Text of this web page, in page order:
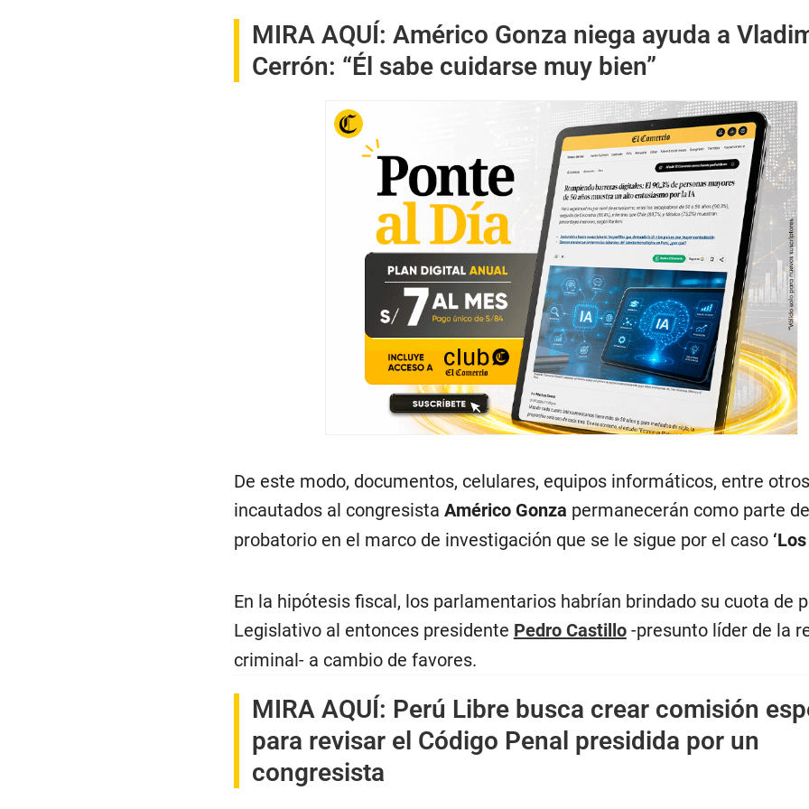
MIRA AQUÍ: Américo Gonza niega ayuda a
Cerrón: “Él sabe cuidarse muy bien”
De este modo, documentos, celulares, equipos informáticos, entre
incautados al congresista Américo Gonza permanecerán como parte
probatorio en el marco de investigación que se le sigue por el caso
En la hipótesis fiscal, los parlamentarios habrían brindado su cuota de
Legislativo al entonces presidente Pedro Castillo-presunto líder de la
criminal- a cambio de favores.
MIRA AQUÍ: Perú Libre busca crear comisión
para revisar el Código Penal presidida por un
congresista